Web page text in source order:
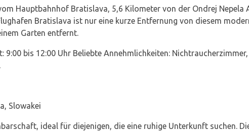
Hauptbahnhof Bratislava, 5,6 Kilometer von der Ondrej Nepela
Bratislava ist nur eine kurze Entfernung von diesem
Garten entfernt.
9:00 bis 12:00 Uhr Beliebte Annehmlichkeiten:
Slowakei
ideal für diejenigen, die eine ruhige Unterkunft suchen.